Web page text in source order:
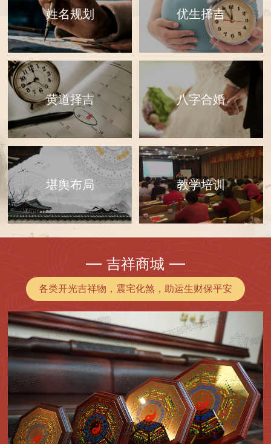
姓名规划 优生择吉
黄道择吉 八字合婚
堪舆布局 教学培训
吉祥商城
各类开光吉祥物，震宅化煞，助运生财保平安